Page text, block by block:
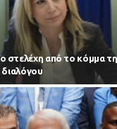
από το κόμμα
διαλόγου